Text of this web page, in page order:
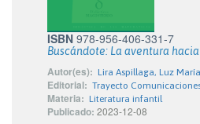
ISBN 978-956-406-331-7
Buscándote: La aventura
Autor(es): Lira Aspillaga, Luz
Editorial: Trayecto
Materia: Literatura infantil
Publicado: 2023-12-08